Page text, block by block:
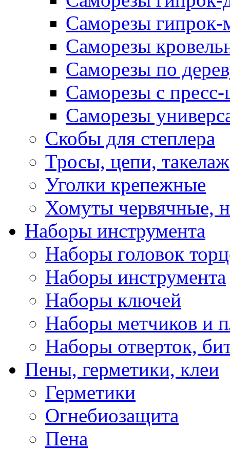
Саморезы гипрок-
Саморезы
Саморезы по
Саморезы с
Саморезы
Скобы для степлера
Тросы, цепи, такелаж
Уголки крепежные
Хомуты червячные,
Наборы инструмента
Наборы головок
Наборы инструмента
Наборы ключей
Наборы метчиков и
Наборы отверток,
Пены, герметики, клеи
Герметики
Огнебиозащита
Пена